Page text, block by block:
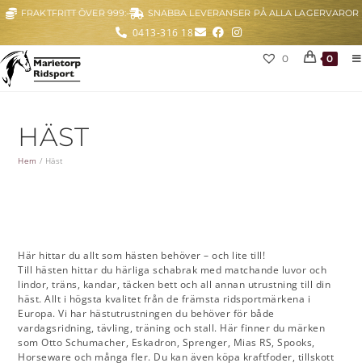
FRAKTFRITT ÖVER 999:- SNABBA LEVERANSER PÅ ALLA LAGERVAROR
0413-316 18
0 0
HÄST
Hem / Häst
Här hittar du allt som hästen behöver – och lite till!
Till hästen hittar du härliga schabrak med matchande luvor och
lindor, träns, kandar, täcken bett och all annan utrustning till din
häst. Allt i högsta kvalitet från de främsta ridsportmärkena i
Europa. Vi har hästutrustningen du behöver för både
vardagsridning, tävling, träning och stall. Här finner du märken
som Otto Schumacher, Eskadron, Sprenger, Mias RS, Spooks,
Horseware och många fler. Du kan även köpa kraftfoder, tillskott